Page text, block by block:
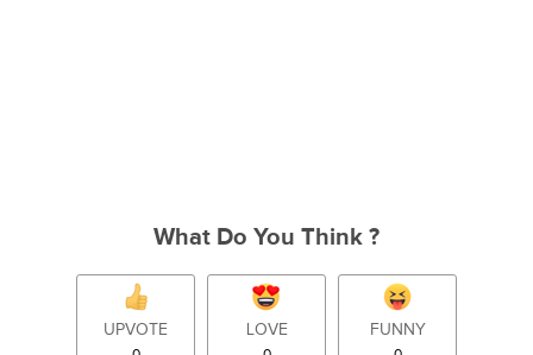
What Do You Think ?
UPVOTE LOVE FUNNY